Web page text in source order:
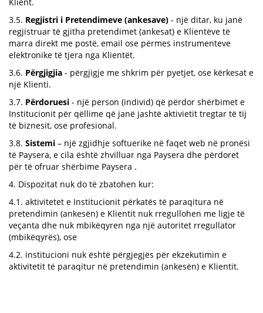
3.5. Regjistri i Pretendimeve (ankesave) - një ditar, ku janë
regjistruar të gjitha pretendimet (ankesat) e Klientëve të
marra direkt me postë, email ose përmes instrumenteve
elektronike të tjera nga Klientët.
3.6. Përgjigjia - përgjigje me shkrim për pyetjet, ose kërkesat e
një Klienti.
3.7. Përdoruesi - një person (individ) që përdor shërbimet e
Institucionit për qëllime që janë jashtë aktivietit tregtar të tij
të biznesit, ose profesional.
3.8. Sistemi – një zgjidhje softuerike në faqet web në pronësi
të Paysera, e cila është zhvilluar nga Paysera dhe përdoret
për të ofruar shërbime Paysera .
4. Dispozitat nuk do të zbatohen kur:
4.1. aktivitetet e Institucionit përkatës të paraqitura në
pretendimin (ankesën) e Klientit nuk rregullohen me ligje të
veçanta dhe nuk mbikëqyren nga një autoritet rregullator
(mbikëqyrës), ose
4.2. institucioni nuk është përgjegjës për ekzekutimin e
aktivitetit të paraqitur në pretendimin (ankesën) e Klientit.